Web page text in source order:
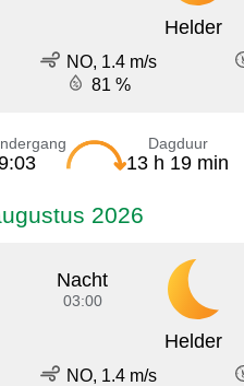
Helder
NO, 1.4 m/s
81 %
Dagduur
13 h 19 min
2026
Nacht
03:00
Helder
NO, 1.4 m/s